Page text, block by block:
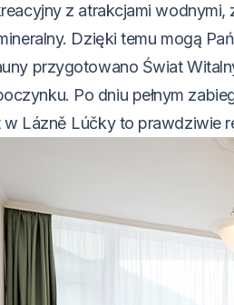
z atrakcjami
Dzięki temu mogą
przygotowano Świat
Po dniu pełnym
Lázně Lúčky to prawdziwie